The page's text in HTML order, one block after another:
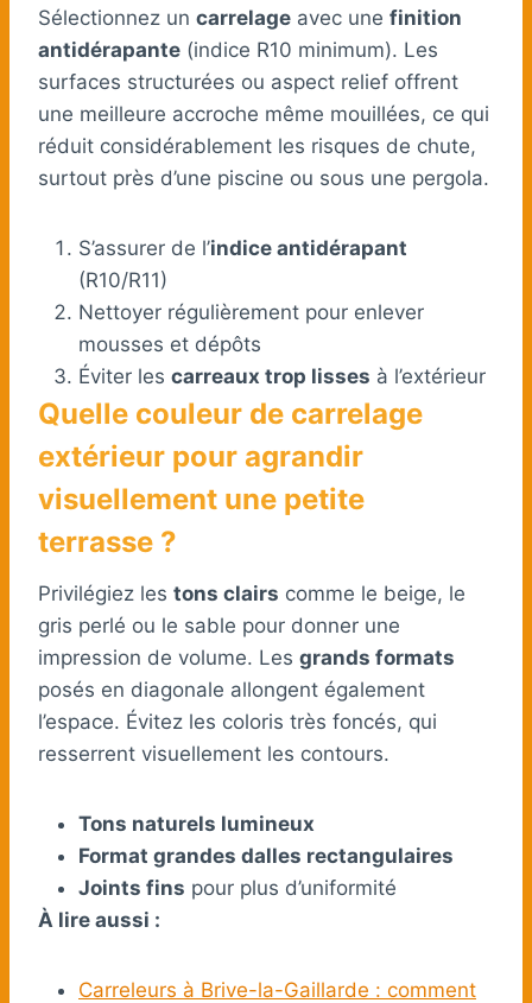
Sélectionnez un carrelage avec une finition
antidérapante (indice R10 minimum). Les
surfaces structurées ou aspect relief offrent
une meilleure accroche même mouillées, ce qui
réduit considérablement les risques de chute,
surtout près d’une piscine ou sous une pergola.
S’assurer de l’indice antidérapant
(R10/R11)
Nettoyer régulièrement pour enlever
mousses et dépôts
Éviter les carreaux trop lisses à l’extérieur
Quelle couleur de carrelage
extérieur pour agrandir
visuellement une petite
terrasse ?
Privilégiez les tons clairs comme le beige, le
gris perlé ou le sable pour donner une
impression de volume. Les grands formats
posés en diagonale allongent également
l’espace. Évitez les coloris très foncés, qui
resserrent visuellement les contours.
Tons naturels lumineux
Format grandes dalles rectangulaires
Joints fins pour plus d’uniformité
À lire aussi :
Carreleurs à Brive-la-Gaillarde : comment